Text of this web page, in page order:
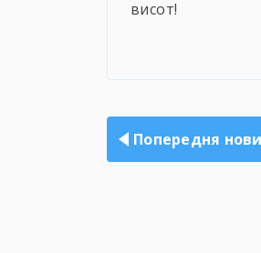
висот!
записів
Попередня